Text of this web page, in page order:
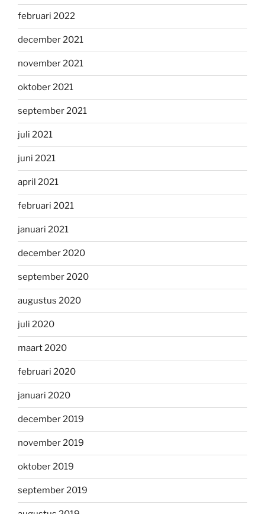
februari 2022
december 2021
november 2021
oktober 2021
september 2021
juli 2021
juni 2021
april 2021
februari 2021
januari 2021
december 2020
september 2020
augustus 2020
juli 2020
maart 2020
februari 2020
januari 2020
december 2019
november 2019
oktober 2019
september 2019